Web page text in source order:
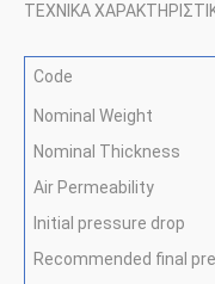
ΤΕΧΝΙΚΑ
Code
Nominal Weight
Nominal Thickness
Air Permeability
Initial pressure drop
Recommended final